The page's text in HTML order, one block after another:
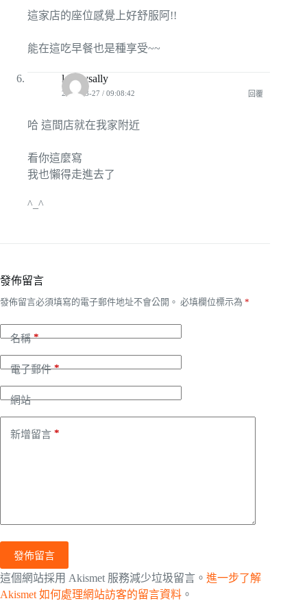
這家店的座位感覺上好舒服阿!!
能在這吃早餐也是種享受~~
lovelysally
2009-03-27 / 09:08:42 回覆
哈 這間店就在我家附近
看你這麼寫
我也懶得走進去了
^_^
發佈留言
發佈留言必須填寫的電子郵件地址不會公開。 必填欄位標示為 *
名稱*
電子郵件*
網站
新增留言 *
發佈留言
這個網站採用 Akismet 服務減少垃圾留言。 進一步了解
Akismet 如何處理網站訪客的留言資料 。